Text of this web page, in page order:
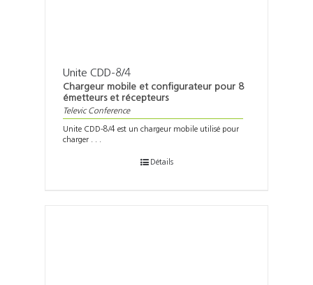
Unite CDD-8/4
Chargeur mobile et configurateur pour 8
émetteurs et récepteurs
Televic Conference
Unite CDD-8/4 est un chargeur mobile utilisé pour
charger . . .
Détails